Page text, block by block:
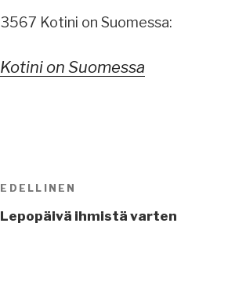
3567 Kotini on Suomessa:
Kotini on Suomessa
Artikkelien
selaus
Edellinen
artikkeli
EDELLINEN
Lepopäivä ihmistä varten